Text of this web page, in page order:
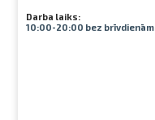
Darba laiks:
10:00-20:00 bez brīvdienām